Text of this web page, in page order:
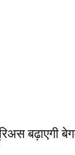
बढ़ाएगी